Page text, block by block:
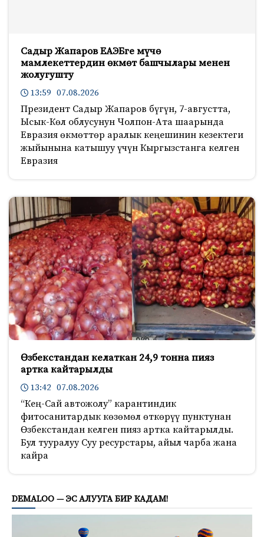
Садыр Жапаров ЕАЭБге мүчө
мамлекеттердин өкмөт башчылары менен
жолугушту
13:59 07.08.2026
Президент Садыр Жапаров бүгүн, 7-августта,
Ысык-Көл облусунун Чолпон-Ата шаарында
Евразия өкмөттөр аралык кеңешинин кезектеги
жыйынына катышуу үчүн Кыргызстанга келген
Евразия
Өзбекстандан келаткан 24,9 тонна пияз
артка кайтарылды
13:42 07.08.2026
“Кең-Сай автожолу” карантиндик
фитосанитардык көзөмөл өткөрүү пунктунан
Өзбекстандан келген пияз артка кайтарылды.
Бул тууралуу Суу ресурстары, айыл чарба жана
кайра
DEMALOO — ЭС АЛУУГА БИР КАДАМ!